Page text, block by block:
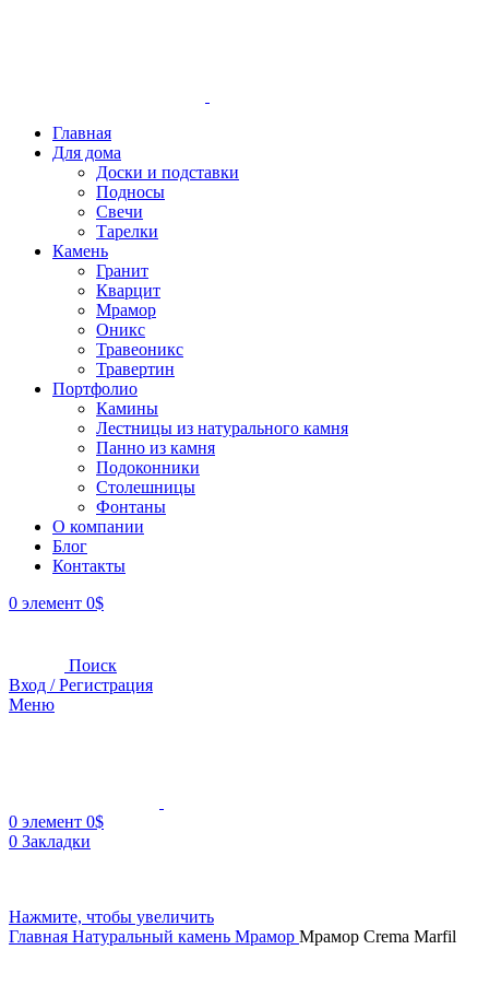
Главная
Для дома
Доски и подставки
Подносы
Свечи
Тарелки
Камень
Гранит
Кварцит
Мрамор
Оникс
Травеоникс
Травертин
Портфолио
Камины
Лестницы из натурального камня
Панно из камня
Подоконники
Столешницы
Фонтаны
О компании
Блог
Контакты
0 элемент 0$
Поиск
Вход / Регистрация
Меню
0 элемент 0$
0 Закладки
Нажмите, чтобы увеличить
Главная Натуральный камень Мрамор Мрамор Crema Marfil